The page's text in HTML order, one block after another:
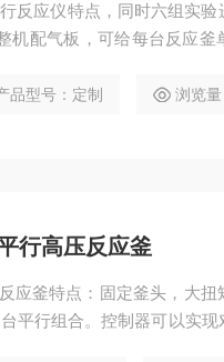
反应仪特点，同时六组实验
机配气板，可给每台反应釜
品型号：定制 浏览
行高压反应釜
应釜特点：固定釜头，大扭
平行组合。控制器可以实现